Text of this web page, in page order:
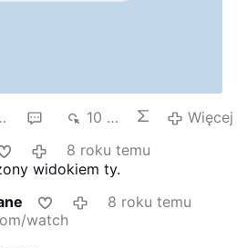
10 tys.
Więcej
8 roku temu
widokiem ty.
8 roku temu
watch